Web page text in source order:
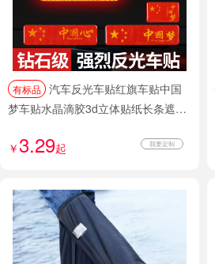
有标品
梦车贴水晶滴胶3d立体贴纸长条遮挡
￥ 3.29起 我要定制